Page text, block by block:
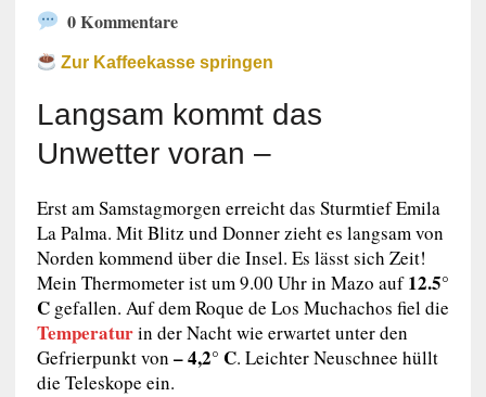
0 Kommentare
Zur Kaffeekasse springen
Langsam kommt das
Unwetter voran –
Erst am Samstagmorgen erreicht das Sturmtief Emila
La Palma. Mit Blitz und Donner zieht es langsam von
Norden kommend über die Insel. Es lässt sich Zeit!
Mein Thermometer ist um 9.00 Uhr in Mazo auf12.5°
Cgefallen. Auf dem Roque de Los Muchachos fiel die
Temperaturin der Nacht wie erwartet unter den
Gefrierpunkt von – 4,2° C. Leichter Neuschnee hüllt
die Teleskope ein.